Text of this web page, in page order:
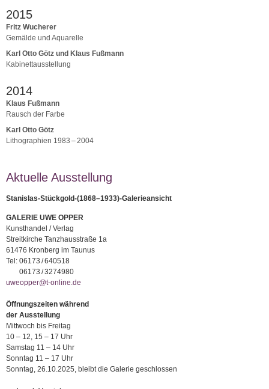
2015
Fritz Wucherer
Gemälde und Aquarelle
Karl Otto Götz und Klaus Fußmann
Kabinettausstellung
2014
Klaus Fußmann
Rausch der Farbe
Karl Otto Götz
Lithographien 1983 – 2004
Aktuelle Ausstellung
Stanislas-Stückgold-(1868–1933)-Galerieansicht
GALERIE UWE OPPER
Kunsthandel / Verlag
Streitkirche Tanzhausstraße 1a
61476 Kronberg im Taunus
Tel: 06173 / 640518
06173 / 3274980
uweopper@t-online.de
Öffnungszeiten während
der Ausstellung
Mittwoch bis Freitag
10 – 12, 15 – 17 Uhr
Samstag 11 – 14 Uhr
Sonntag 11 – 17 Uhr
Sonntag, 26.10.2025, bleibt die Galerie geschlossen